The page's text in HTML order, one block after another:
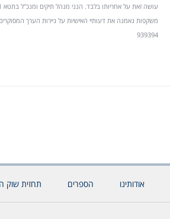
939394
אודותינו הספרים תחזית שוק